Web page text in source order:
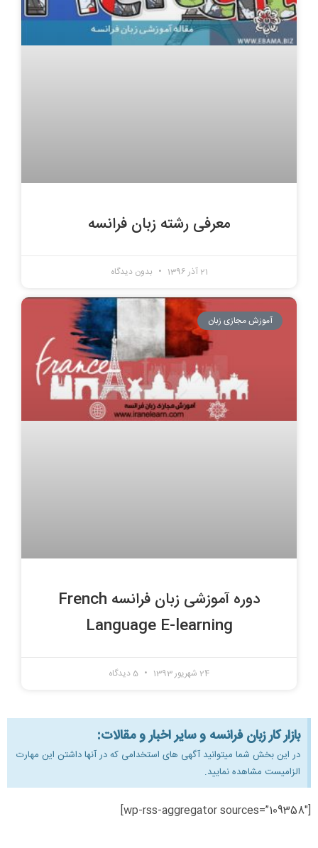
معرفی رشته زبان فرانسه
21 آذر 1396 بدون دیدگاه
آموزش مجازی زبان
دوره آموزشی زبان فرانسه French
Language E-learning
24 شهریور 1393
بازار کار زبان فرانسه و سایر اخبار و مقالات:
در این بخش شما میتوانید آگهی های استخدامی که در آنها داشتن این مهارت
الزامیست مشاهده نمایید.
[wp-rss-aggregator sources=”109358″]